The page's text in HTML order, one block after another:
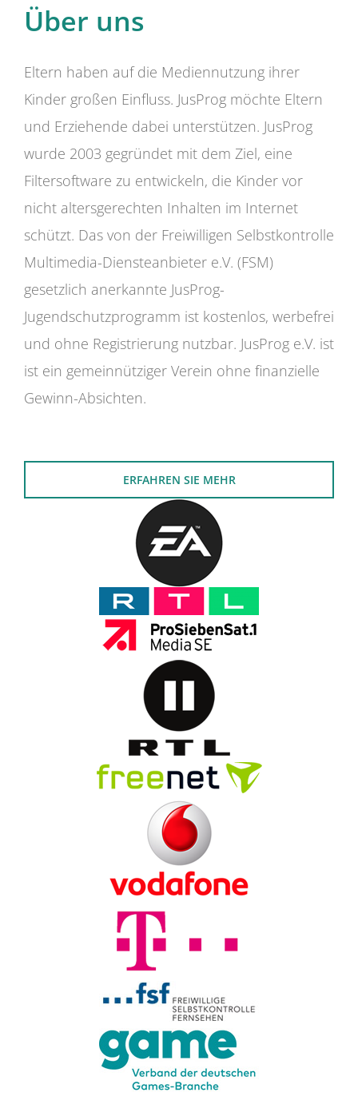
Über uns
Eltern haben auf die Mediennutzung ihrer
Kinder großen Einfluss. JusProg möchte Eltern
und Erziehende dabei unterstützen. JusProg
wurde 2003 gegründet mit dem Ziel, eine
Filtersoftware zu entwickeln, die Kinder vor
nicht altersgerechten Inhalten im Internet
schützt. Das von der Freiwilligen Selbstkontrolle
Multimedia-Diensteanbieter e.V. (FSM)
gesetzlich anerkannte JusProg-
Jugendschutzprogramm ist kostenlos, werbefrei
und ohne Registrierung nutzbar. JusProg e.V. ist
ist ein gemeinnütziger Verein ohne finanzielle
Gewinn-Absichten.
ERFAHREN SIE MEHR